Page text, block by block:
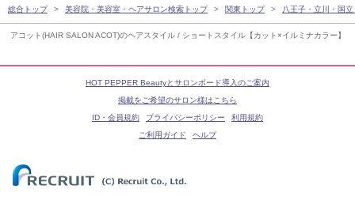
アコット(HAIR SALON ACOT)のヘアスタイル / ショートスタイル【カット×イルミナカラー】
総合トップ 美容院・美容室・ヘアサロン検索トップ 関東トップ 八王子・立川・国
HOT PEPPER Beautyとサロンボード導入のご案内
掲載をご希望のサロン様はこちら
ID・会員規約
プライバシーポリシー
利用規約
ご利用ガイド
ヘルプ